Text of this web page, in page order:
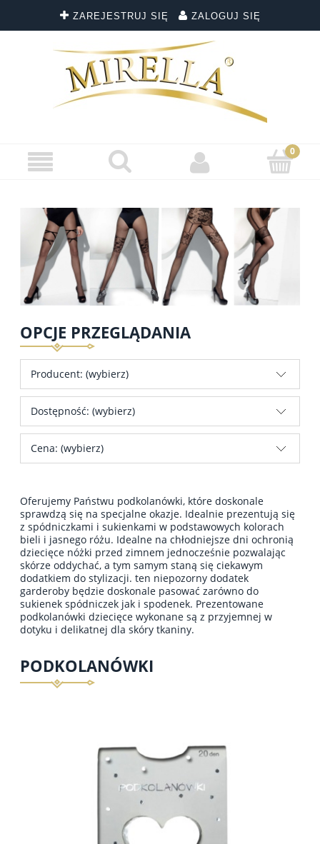
ZAREJESTRUJ SIĘ ZALOGUJ SIĘ
OPCJE PRZEGLĄDANIA
Producent: (wybierz)
Dostępność: (wybierz)
Cena: (wybierz)
Oferujemy Państwu podkolanówki, które doskonale
sprawdzą się na specjalne okazje. Idealnie prezentują się
z spódniczkami i sukienkami w podstawowych kolorach
bieli i jasnego różu. Idealne na chłodniejsze dni ochronią
dziecięce nóżki przed zimnem jednocześnie pozwalając
skórze oddychać, a tym samym staną się ciekawym
dodatkiem do stylizacji. ten niepozorny dodatek
garderoby będzie doskonale pasować zarówno do
sukienek spódniczek jak i spodenek. Prezentowane
podkolanówki dziecięce wykonane są z przyjemnej w
dotyku i delikatnej dla skóry tkaniny.
PODKOLANÓWKI